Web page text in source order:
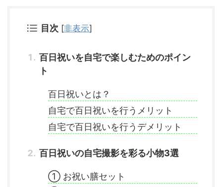
目次 [非表示]
百日祝いを自宅で楽しむためのポイン
ト
百日祝いとは？
自宅で百日祝いを行うメリット
自宅で百日祝いを行うデメリット
百日祝いの自宅撮影を彩る小物3選
① お祝い膳セット